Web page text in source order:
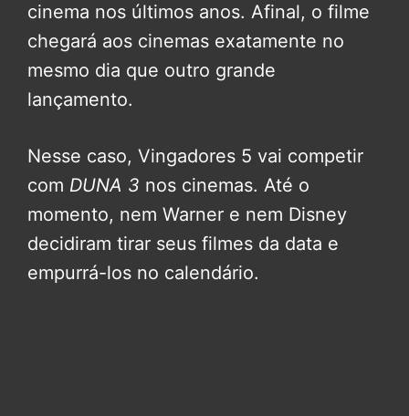
cinema nos últimos anos. Afinal, o filme
chegará aos cinemas exatamente no
mesmo dia que outro grande
lançamento.
Nesse caso, Vingadores 5 vai competir
com DUNA 3 nos cinemas. Até o
momento, nem Warner e nem Disney
decidiram tirar seus filmes da data e
empurrá-los no calendário.